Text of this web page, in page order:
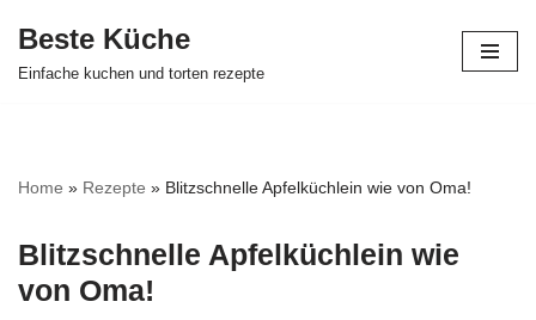
Zum
Beste Küche
Einfache kuchen und torten rezepte
Home » Rezepte » Blitzschnelle Apfelküchlein wie von Oma!
Blitzschnelle Apfelküchlein wie
von Oma!